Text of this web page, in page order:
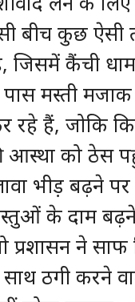
बीच कुछ ऐसी
जिसमें कैंची
पास मस्ती
रहे हैं, जोकि
आस्था को ठेस
भीड़ बढ़ने
के दाम बढ़ने
प्रशासन ने साफ
ठगी करने